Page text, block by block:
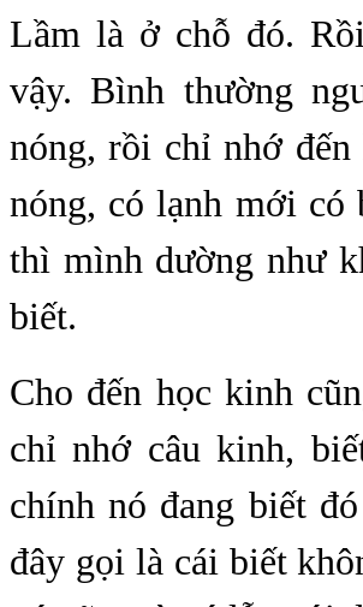
Lầm là ở chỗ đó.
vậy. Bình thường
nóng, rồi chỉ nhớ
nóng, có lạnh mới có
thì mình dường như
biết.
Cho đến học kinh
chỉ nhớ câu kinh,
chính nó đang biết
đây gọi là cái biết